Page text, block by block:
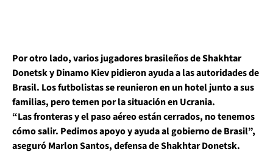
Por otro lado, variosjugadores brasileños de Shakhtar
Donetsk y Dinamo Kiev pidieron ayuda a las autoridades de
Brasil. Los futbolistas se reunieron en un hotel junto a sus
familias, pero temen por la situación en Ucrania.
“Las fronteras y el paso aéreo están cerrados, no tenemos
cómo salir. Pedimos apoyo y ayuda al gobierno de Brasil”,
aseguróMarlon Santos, defensa de Shakhtar Donetsk.